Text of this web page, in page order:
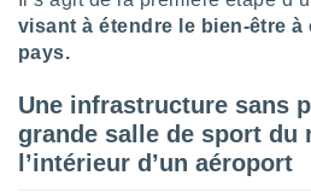
au
web.
visant à étendre le bien-être
pays.
Une infrastructure sans
grande salle de sport du
l’intérieur d’un aéroport